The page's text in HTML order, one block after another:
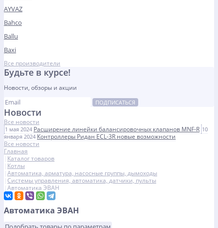
AYVAZ
Bahco
Ballu
Baxi
Все производители
Будьте в курсе!
Новости, обзоры и акции
ПОДПИСАТЬСЯ
Новости
Все новости
1 мая 2024 Расширение линейки балансировочных клапанов MNF-R 10
января 2024 Контроллеры Ридан ECL-3R новые возможности
Все новости
Главная
Каталог товаров
Котлы
Автоматика, арматура, насосные группы, дымоходы
Системы управления, автоматика, датчики, пульты
Автоматика ЭВАН
Автоматика ЭВАН